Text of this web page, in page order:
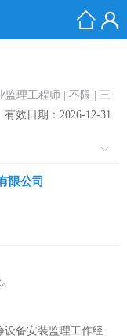
监理工程师 | 不限 | 三年
有效日期：2026-12-31
限公司
设备安装监理工作经